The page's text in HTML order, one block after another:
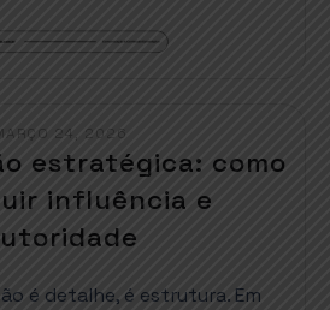
24, 2026
estratégica: como
influência e
é detalhe, é estrutura. Em